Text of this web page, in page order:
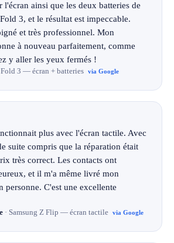
l'écran ainsi que les deux batteries de
3, et le résultat est impeccable.
et très professionnel. Mon
à nouveau parfaitement, comme
y aller les yeux fermés !
Fold 3 — écran + batteries via Google
plus avec l'écran tactile. Avec
suite compris que la réparation était
très correct. Les contacts ont
et il m'a même livré mon
personne. C'est une excellente
· Samsung Z Flip — écran tactile via Google